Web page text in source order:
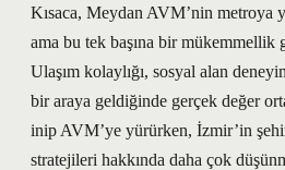
Kısaca, Meydan AVM’nin metroya
ama bu tek başına bir mükemmellik
Ulaşım kolaylığı, sosyal alan
bir araya geldiğinde gerçek değer
inip AVM’ye yürürken, İzmir’in
stratejileri hakkında daha çok